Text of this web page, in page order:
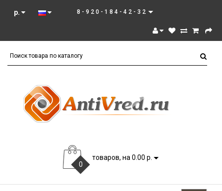
р. 8-920-184-42-32
0
товаров, на 0.00 р.